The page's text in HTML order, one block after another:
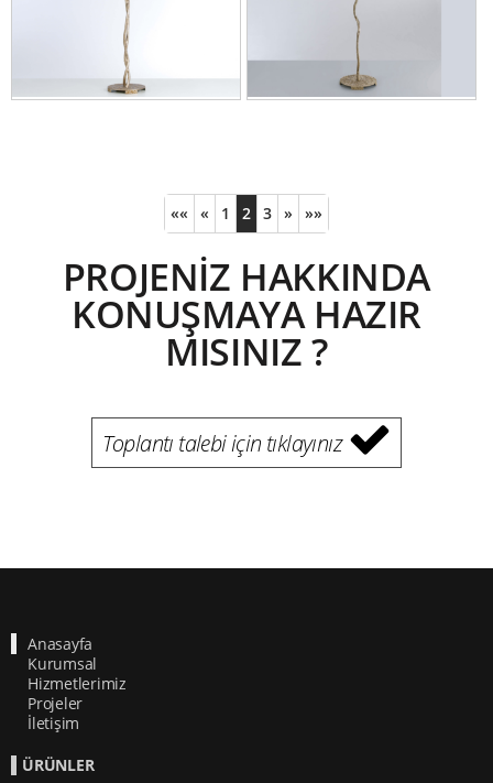
«« « 1 2 3 » »»
PROJENİZ HAKKINDA
KONUŞMAYA HAZIR
MISINIZ ?
Toplantı talebi için tıklayınız
Anasayfa
Kurumsal
Hizmetlerimiz
Projeler
İletişim
ÜRÜNLER